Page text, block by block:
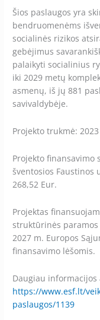
Šios paslaugos yra
bendruomenėms
socialinės rizikos
gebėjimus
palaikyti socialinius
iki 2029 metų
asmenų, iš jų 881
savivaldybėje.
Projekto trukmė:
Projekto finansavimo
šventosios Faustinos
268,52 Eur.
Projektas
struktūrinės paramos
2027 m. Europos
finansavimo lėšomis.
Daugiau informacijos
https://www.esf.lt/
paslaugos/1139